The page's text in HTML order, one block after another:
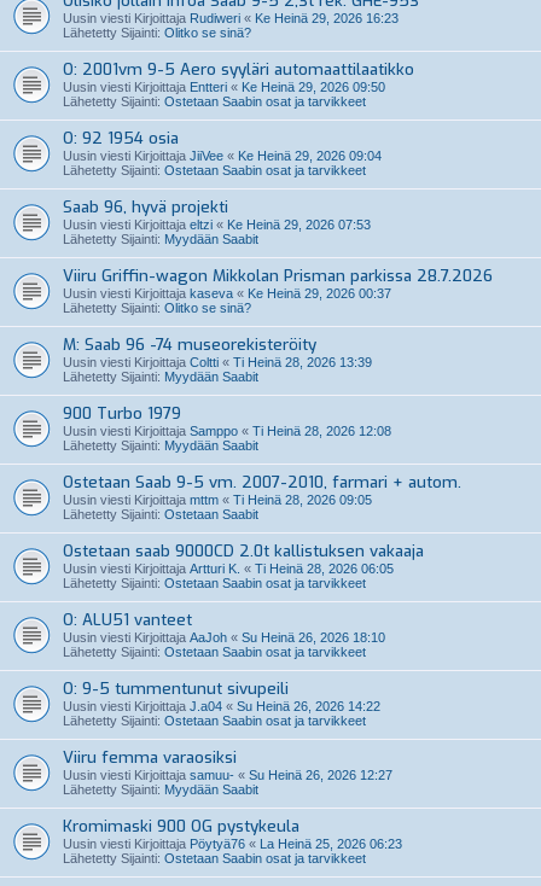
Uusin viesti Kirjoittaja Rudiweri « Ke Heinä 29, 2026 16:23
Lähetetty Sijainti: Olitko se sinä?
O: 2001vm 9-5 Aero syyläri automaattilaatikko
Uusin viesti Kirjoittaja Entteri « Ke Heinä 29, 2026 09:50
Lähetetty Sijainti: Ostetaan Saabin osat ja tarvikkeet
O: 92 1954 osia
Uusin viesti Kirjoittaja JiiVee « Ke Heinä 29, 2026 09:04
Lähetetty Sijainti: Ostetaan Saabin osat ja tarvikkeet
Saab 96, hyvä projekti
Uusin viesti Kirjoittaja eltzi « Ke Heinä 29, 2026 07:53
Lähetetty Sijainti: Myydään Saabit
Viiru Griffin-wagon Mikkolan Prisman parkissa 28.7.2026
Uusin viesti Kirjoittaja kaseva « Ke Heinä 29, 2026 00:37
Lähetetty Sijainti: Olitko se sinä?
M: Saab 96 -74 museorekisteröity
Uusin viesti Kirjoittaja Coltti « Ti Heinä 28, 2026 13:39
Lähetetty Sijainti: Myydään Saabit
900 Turbo 1979
Uusin viesti Kirjoittaja Samppo « Ti Heinä 28, 2026 12:08
Lähetetty Sijainti: Myydään Saabit
Ostetaan Saab 9-5 vm. 2007-2010, farmari + autom.
Uusin viesti Kirjoittaja mttm « Ti Heinä 28, 2026 09:05
Lähetetty Sijainti: Ostetaan Saabit
Ostetaan saab 9000CD 2.0t kallistuksen vakaaja
Uusin viesti Kirjoittaja Artturi K. « Ti Heinä 28, 2026 06:05
Lähetetty Sijainti: Ostetaan Saabin osat ja tarvikkeet
O: ALU51 vanteet
Uusin viesti Kirjoittaja AaJoh « Su Heinä 26, 2026 18:10
Lähetetty Sijainti: Ostetaan Saabin osat ja tarvikkeet
O: 9-5 tummentunut sivupeili
Uusin viesti Kirjoittaja J.a04 « Su Heinä 26, 2026 14:22
Lähetetty Sijainti: Ostetaan Saabin osat ja tarvikkeet
Viiru femma varaosiksi
Uusin viesti Kirjoittaja samuu- « Su Heinä 26, 2026 12:27
Lähetetty Sijainti: Myydään Saabit
Kromimaski 900 OG pystykeula
Uusin viesti Kirjoittaja Pöytyä76 « La Heinä 25, 2026 06:23
Lähetetty Sijainti: Ostetaan Saabin osat ja tarvikkeet